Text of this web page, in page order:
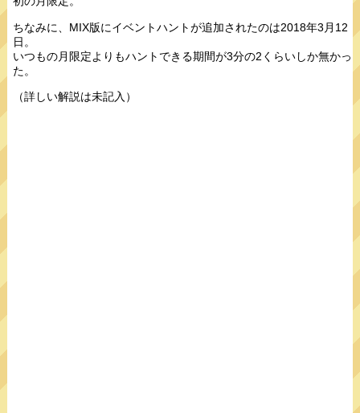
ちなみに、MIX版にイベントハントが追加されたのは2018年3月12
日。
いつもの月限定よりもハントできる期間が3分の2くらいしか無かっ
た。
（詳しい解説は未記入）